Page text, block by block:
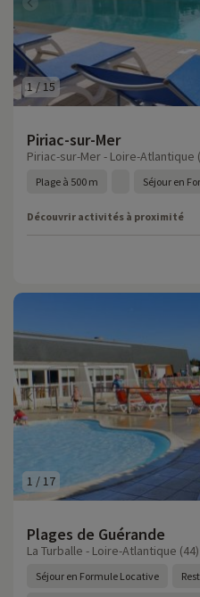
1/ 15
Piriac-sur-Mer
Piriac-sur-Mer - Loire-Atlantique
Plage à 500 m Séjour en
Découvrir activités à proximité
1 /17
Plages de Guérande
La Turballe - Loire-Atlantique (44)
Séjour en Formule Locative